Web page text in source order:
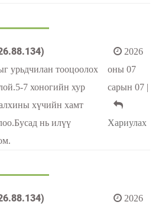
урьдчилан тооцоолох
7 хоногийн хур
хүчийн хамт
нь илүү
2026
оны 07
сарын 07 |
Хариулах
2026